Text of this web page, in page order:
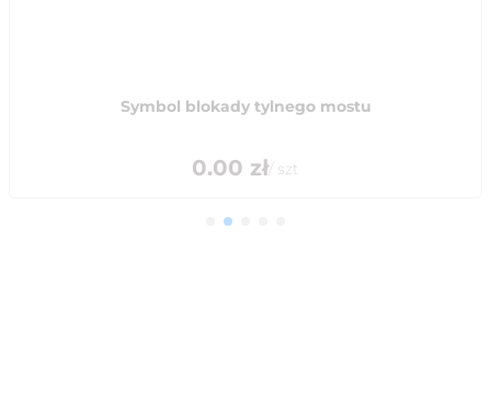
Symbol blokady tylnego mostu
0.00 zł/ szt